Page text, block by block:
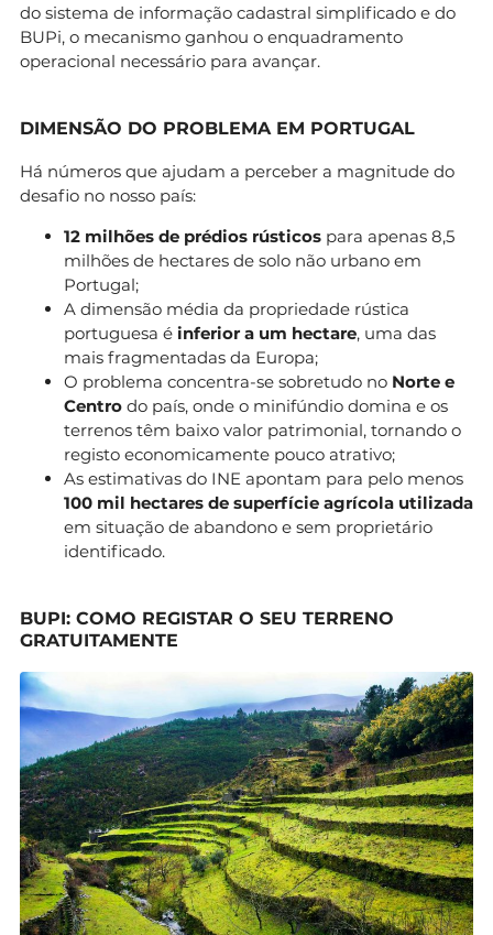
do sistema de informação cadastral simplificado e do
BUPi, o mecanismo ganhou o enquadramento
operacional necessário para avançar.
DIMENSÃO DO PROBLEMA EM PORTUGAL
Há números que ajudam a perceber a magnitude do
desafio no nosso país:
12 milhões de prédios rústicos para apenas 8,5
milhões de hectares de solo não urbano em
Portugal;
A dimensão média da propriedade rústica
portuguesa é inferior a um hectare, uma das
mais fragmentadas da Europa;
O problema concentra-se sobretudo no Norte e
Centro do país, onde o minifúndio domina e os
terrenos têm baixo valor patrimonial, tornando o
registo economicamente pouco atrativo;
As estimativas do INE apontam para pelo menos
100 mil hectares de superfície agrícola utilizada
em situação de abandono e sem proprietário
identificado.
BUPI: COMO REGISTAR O SEU TERRENO
GRATUITAMENTE